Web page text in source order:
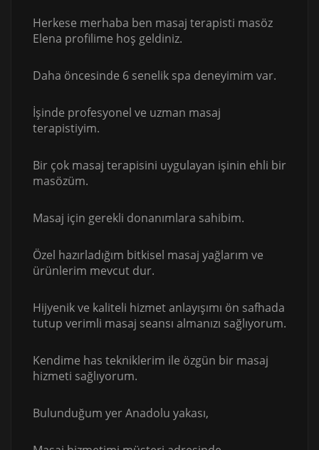
Herkese merhaba ben masaj terapisti masöz
Elena profilime hoş geldiniz.
Daha öncesinde 6 senelik spa deneyimim var.
İşinde profesyonel ve uzman masaj
terapistiyim.
Bir çok masaj terapisini uygulayan işinin ehli bir
masözüm.
Masaj için gerekli donanımlara sahibim.
Özel hazırladığım bitkisel masaj yağlarım ve
ürünlerim mevcut dur.
Hijyenik ve kaliteli hizmet anlayışımı ön safhada
tutup verimli masaj seansı almanızı sağlıyorum.
Kendime has tekniklerim ile özgün bir masaj
hizmeti sağlıyorum.
Bulunduğum yer Anadolu yakası,